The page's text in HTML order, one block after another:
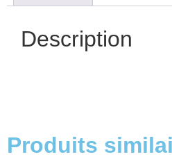
Description
Produits